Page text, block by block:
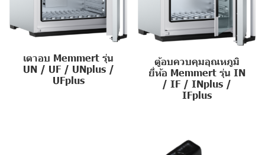
เตาอบ Memmert รุ่น
UN / UF / UNplus /
UFplus
ตู้อบควบคุมอุณหภูมิ
ยี่ห้อ Memmert รุ่น IN
/ IF / INplus /
IFplus